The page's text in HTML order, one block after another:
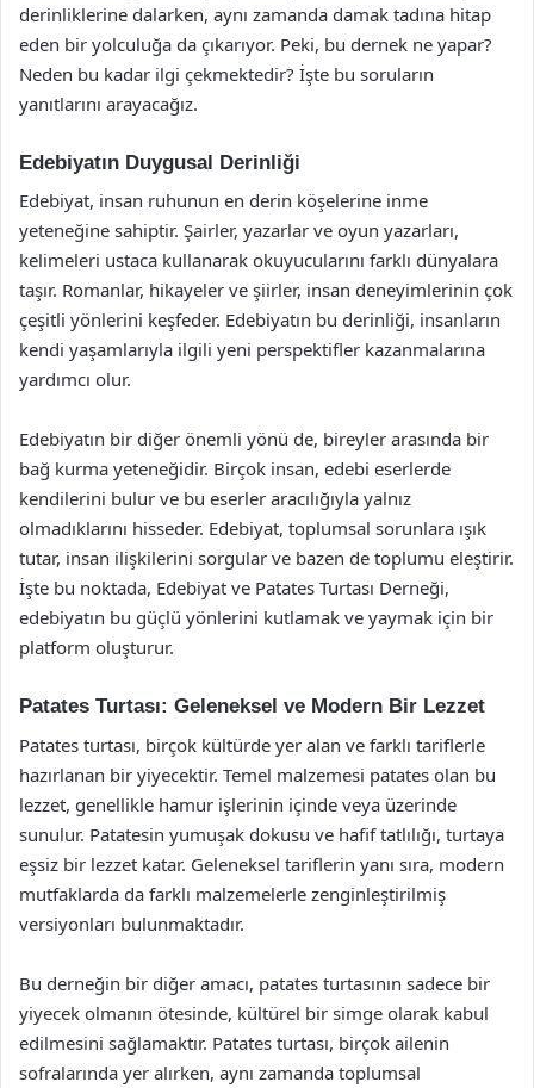
derinliklerine dalarken, aynı zamanda damak tadına hitap
eden bir yolculuğa da çıkarıyor. Peki, bu dernek ne yapar?
Neden bu kadar ilgi çekmektedir? İşte bu soruların
yanıtlarını arayacağız.
Edebiyatın Duygusal Derinliği
Edebiyat, insan ruhunun en derin köşelerine inme
yeteneğine sahiptir. Şairler, yazarlar ve oyun yazarları,
kelimeleri ustaca kullanarak okuyucularını farklı dünyalara
taşır. Romanlar, hikayeler ve şiirler, insan deneyimlerinin çok
çeşitli yönlerini keşfeder. Edebiyatın bu derinliği, insanların
kendi yaşamlarıyla ilgili yeni perspektifler kazanmalarına
yardımcı olur.
Edebiyatın bir diğer önemli yönü de, bireyler arasında bir
bağ kurma yeteneğidir. Birçok insan, edebi eserlerde
kendilerini bulur ve bu eserler aracılığıyla yalnız
olmadıklarını hisseder. Edebiyat, toplumsal sorunlara ışık
tutar, insan ilişkilerini sorgular ve bazen de toplumu eleştirir.
İşte bu noktada, Edebiyat ve Patates Turtası Derneği,
edebiyatın bu güçlü yönlerini kutlamak ve yaymak için bir
platform oluşturur.
Patates Turtası: Geleneksel ve Modern Bir Lezzet
Patates turtası, birçok kültürde yer alan ve farklı tariflerle
hazırlanan bir yiyecektir. Temel malzemesi patates olan bu
lezzet, genellikle hamur işlerinin içinde veya üzerinde
sunulur. Patatesin yumuşak dokusu ve hafif tatlılığı, turtaya
eşsiz bir lezzet katar. Geleneksel tariflerin yanı sıra, modern
mutfaklarda da farklı malzemelerle zenginleştirilmiş
versiyonları bulunmaktadır.
Bu derneğin bir diğer amacı, patates turtasının sadece bir
yiyecek olmanın ötesinde, kültürel bir simge olarak kabul
edilmesini sağlamaktır. Patates turtası, birçok ailenin
sofralarında yer alırken, aynı zamanda toplumsal